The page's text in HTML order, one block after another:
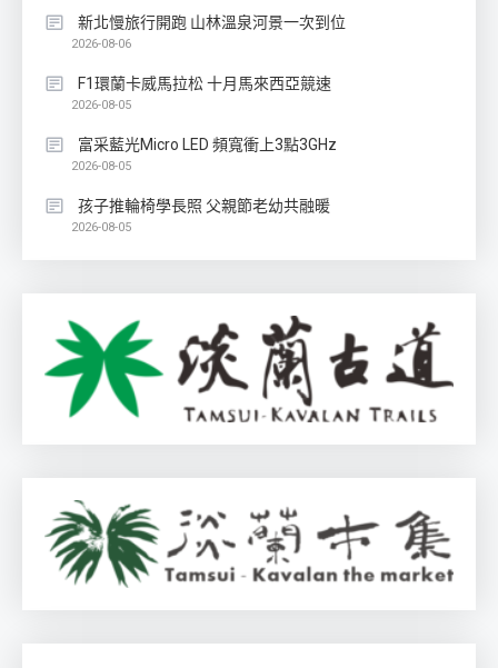
新北慢旅行開跑 山林溫泉河景一次到位
2026-08-06
F1環蘭卡威馬拉松 十月馬來西亞競速
2026-08-05
富采藍光Micro LED 頻寬衝上3點3GHz
2026-08-05
孩子推輪椅學長照 父親節老幼共融暖
2026-08-05